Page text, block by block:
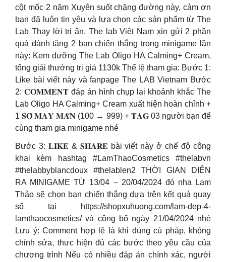
cột mốc 2 năm️ Xuyên suốt chặng đường này, cảm ơn
bạn đã luôn tin yêu và lựa chọn các sản phẩm từ The
Lab Thay lời tri ân, The lab Việt Nam xin gửi 2 phần
quà dành tặng 2 bạn chiến thắng trong minigame lần
này: Kem dưỡng The Lab Oligo HA Calming+ Cream,
tổng giải thưởng trị giá 1130k Thể lệ tham gia: Bước 1:
Like bài viết này và fanpage The LAB Vietnam Bước
2: 𝐂𝐎𝐌𝐌𝐄𝐍𝐓 đáp án hình chụp lại khoảnh khắc The
Lab Oligo HA Calming+ Cream xuất hiện hoàn chỉnh +
1 𝐒𝐎̂́ 𝐌𝐀𝐘 𝐌𝐀̆́𝐍 (100 → 999) + 𝐓𝐀𝐆 03 người bạn để
cùng tham gia minigame nhé
Bước 3: 𝐋𝐈𝐊𝐄 & 𝐒𝐇𝐀𝐑𝐄 bài viết này ở chế độ công
khai kèm hashtag #LamThaoCosmetics #thelabvn
#thelabbyblancdoux #thelablen2 THỜI GIAN DIỄN
RA MINIGAME TỪ 13/04 – 20/04/2024 đó nha Lam
Thảo sẽ chọn bạn chiến thắng dựa trên kết quả quay
số tại https://shopxuhuong.com/lam-dep-4-
lamthaocosmetics/ và công bố ngày 21/04/2024 nhé
Lưu ý: Comment hợp lệ là khi đúng cú pháp, không
chỉnh sửa, thực hiện đủ các bước theo yêu cầu của
chương trình Nếu có nhiều đáp án chính xác, người